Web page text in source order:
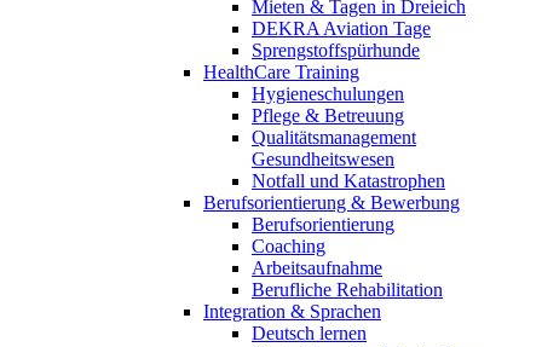
Mieten & Tagen in Dreieich
DEKRA Aviation Tage
Sprengstoffspürhunde
HealthCare Training
Hygieneschulungen
Pflege & Betreuung
Qualitätsmanagement
Gesundheitswesen
Notfall und Katastrophen
Berufsorientierung & Bewerbung
Berufsorientierung
Coaching
Arbeitsaufnahme
Berufliche Rehabilitation
Integration & Sprachen
Deutsch lernen